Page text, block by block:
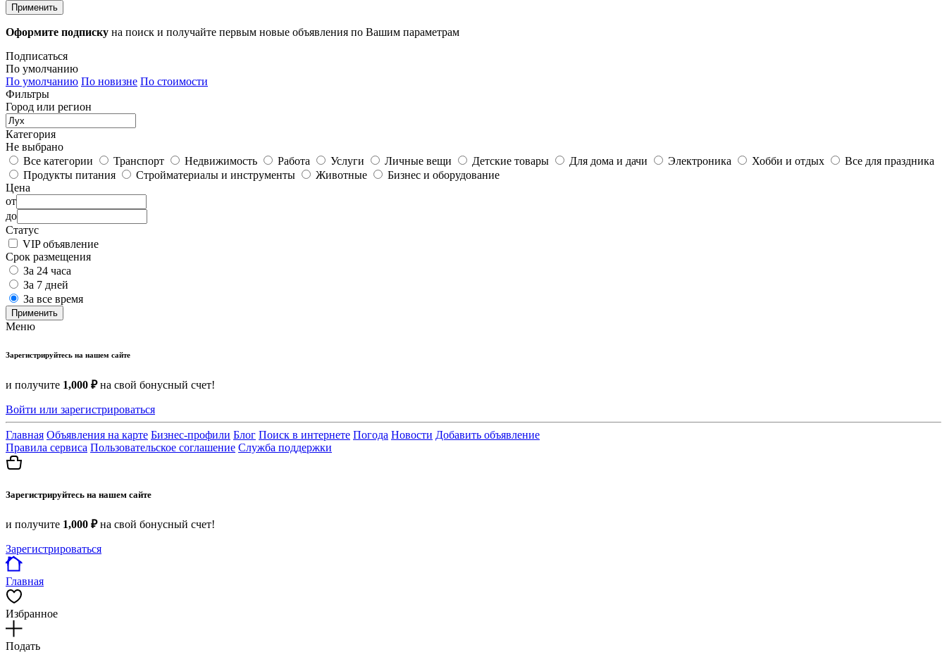
Применить
Оформите подписку на поиск и получайте первым новые объявления по Вашим параметрам
Подписаться
По умолчанию
По умолчанию По новизне По стоимости
Фильтры
Город или регион
Категория
Не выбрано
Все категории
Транспорт Недвижимость Работа Услуги Личные вещи Детские товары Для дома и дачи Электроника Хобби и отдых
Все для праздника
Продукты питания
Стройматериалы и инструменты Животные
Бизнес и оборудование
Цена
от
до
Статус
VIP объявление
Срок размещения
За 24 часа
За 7 дней
За все время
Применить
Меню
Зарегистрируйтесь на нашем сайте
и получите 1,000 ₽на свой бонусный счет!
Войти или зарегистрироваться
Главная Объявления на карте Бизнес-профили Блог Поиск в интернете Погода Новости Добавить объявление
Правила сервиса Пользовательское соглашение Служба поддержки
Зарегистрируйтесь на нашем сайте
и получите 1,000 ₽на свой бонусный счет!
Зарегистрироваться
Главная
Избранное
Подать